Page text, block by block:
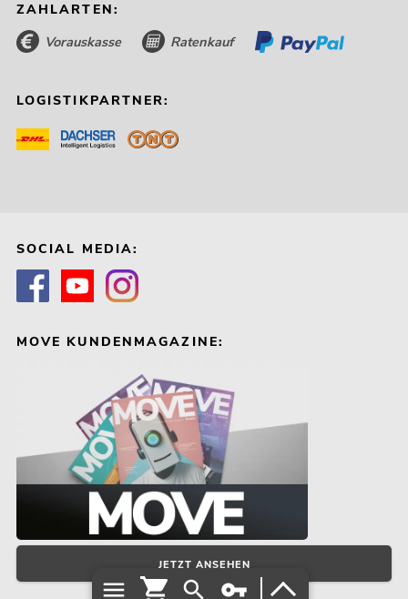
ZAHLARTEN:
Vorauskasse Ratenkauf
LOGISTIKPARTNER:
SOCIAL MEDIA:
MOVE KUNDENMAGAZINE:
JETZT ANSEHEN